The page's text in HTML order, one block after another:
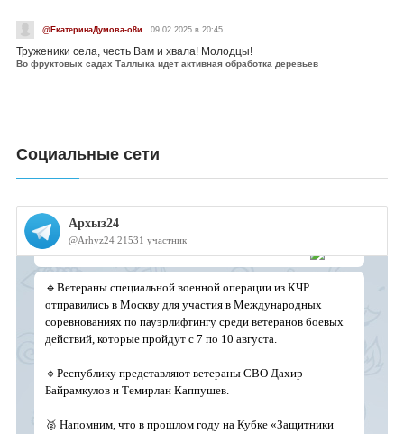
@ЕкатеринаДумова-о8и 09.02.2025 в 20:45
Труженики села, честь Вам и хвала! Молодцы!
Во фруктовых садах Таллыка идет активная обработка деревьев
Социальные сети